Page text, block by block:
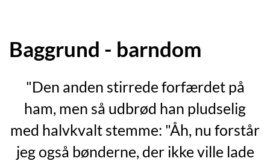
Baggrund - barndom
"Den anden stirrede forfærdet på
ham, men så udbrød han pludselig
med halvkvalt stemme: "Åh, nu forstår
jeg også bønderne, der ikke ville lade